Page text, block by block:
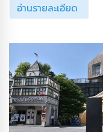
อ่านรายละเอียด